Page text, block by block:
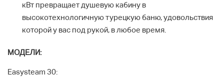
кВт превращает душевую кабину в
высокотехнологичную турецкую баню, удовольствия
которой у вас под рукой, в любое время.
МОДЕЛИ:
Easysteam 30: